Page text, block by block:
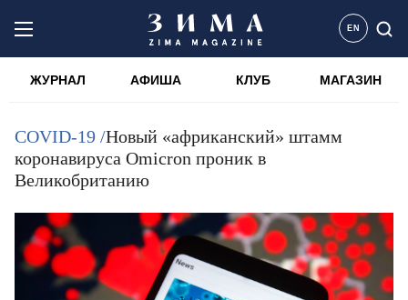
EN
ЖУРНАЛ АФИША КЛУБ МАГАЗИН
COVID-19 /Новый «африканский» штамм
коронавируса Omicron проник в
Великобританию